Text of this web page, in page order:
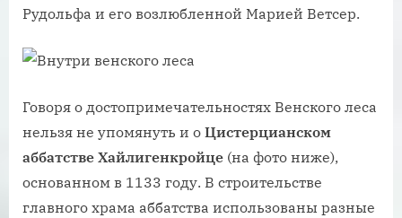
Рудольфа и его возлюбленной Марией Ветсер.
Говоря о достопримечательностях Венского леса
нельзя не упомянуть и о Цистерцианском
аббатстве Хайлигенкройце (на фото ниже),
основанном в 1133 году. В строительстве
главного храма аббатства использованы разные